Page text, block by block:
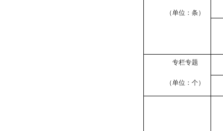
（单位：条）
专栏专题
（单位：个）